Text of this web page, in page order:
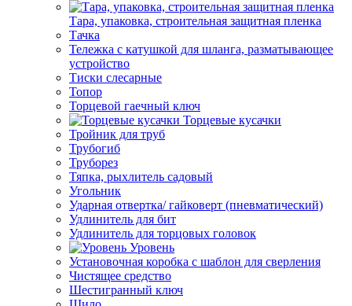
Тара, упаковка, строительная защитная пленка
Тачка
Тележка с катушкой для шланга, разматывающее
устройство
Тиски слесарные
Топор
Торцевой гаечный ключ
Торцевые кусачки
Тройник для труб
Трубогиб
Труборез
Тяпка, рыхлитель садовый
Угольник
Ударная отвертка/ гайковерт (пневматический)
Удлинитель для бит
Удлинитель для торцовых головок
Уровень
Установочная коробка с шаблон для сверления
Чистящее средство
Шестигранный ключ